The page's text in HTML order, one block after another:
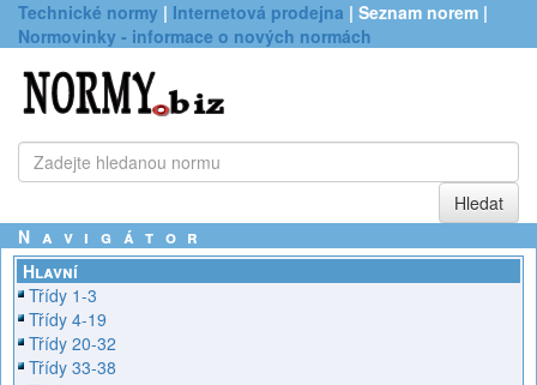
Technické normy | Internetová prodejna | Seznam norem |
Normovinky - informace o nových normách
Navigátor
Hlavní
Třídy 1-3
Třídy 4-19
Třídy 20-32
Třídy 33-38